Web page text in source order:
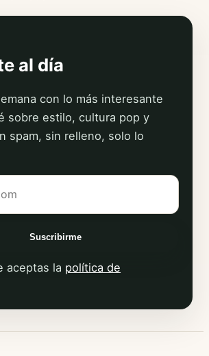
al día
con lo más interesante
sobre estilo, cultura pop y
spam, sin relleno, solo lo
Suscribirme
aceptas la política de